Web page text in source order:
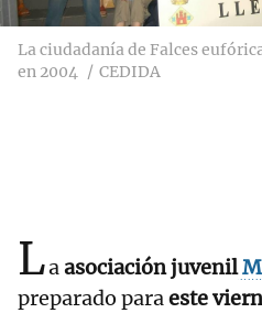
La ciudadanía de Falces
en 2004
CEDIDA
Laasociación juvenil
preparado paraeste